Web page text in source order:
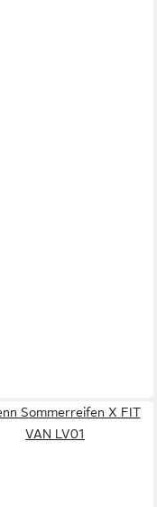
Sommerreifen X FIT
VAN LV01